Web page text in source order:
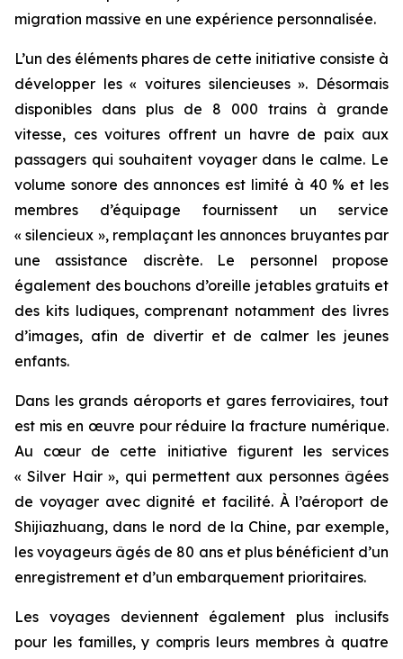
migration massive en une expérience personnalisée.
L’un des éléments phares de cette initiative consiste à
développer les « voitures silencieuses ». Désormais
disponibles dans plus de 8 000 trains à grande
vitesse, ces voitures offrent un havre de paix aux
passagers qui souhaitent voyager dans le calme. Le
volume sonore des annonces est limité à 40 % et les
membres d’équipage fournissent un service
« silencieux », remplaçant les annonces bruyantes par
une assistance discrète. Le personnel propose
également des bouchons d’oreille jetables gratuits et
des kits ludiques, comprenant notamment des livres
d’images, afin de divertir et de calmer les jeunes
enfants.
Dans les grands aéroports et gares ferroviaires, tout
est mis en œuvre pour réduire la fracture numérique.
Au cœur de cette initiative figurent les services
« Silver Hair », qui permettent aux personnes âgées
de voyager avec dignité et facilité. À l’aéroport de
Shijiazhuang, dans le nord de la Chine, par exemple,
les voyageurs âgés de 80 ans et plus bénéficient d’un
enregistrement et d’un embarquement prioritaires.
Les voyages deviennent également plus inclusifs
pour les familles, y compris leurs membres à quatre